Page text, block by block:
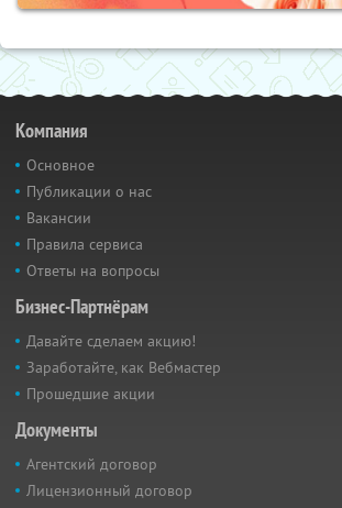
Компания
Основное
Публикации о нас
Вакансии
Правила сервиса
Ответы на вопросы
Бизнес-Партнёрам
Давайте сделаем акцию!
Заработайте, как Вебмастер
Прошедшие акции
Документы
Агентский договор
Лицензионный договор